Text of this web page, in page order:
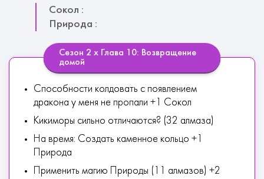
Сокол :
Природа :
Сезон 2 х Глава 10: Возвращение
домой
Способности колдовать с появлением
дракона у меня не пропали +1 Сокол
Кикиморы сильно отличаются? (32 алмаза)
На время: Создать каменное кольцо +1
Природа
Применить магию Природы (11 алмазов) +2